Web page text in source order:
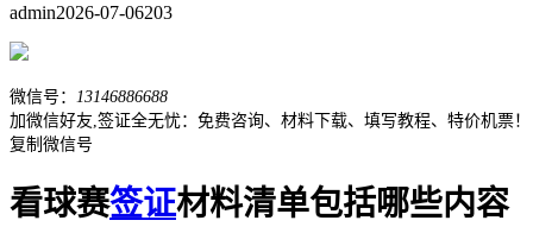
admin2026-07-06203
微信号：
13146886688
加微信好友,签证全无忧：免费咨询、材料下载、填写教程、特价机票！
复制微信号
看球赛签证材料清单包括哪些内容